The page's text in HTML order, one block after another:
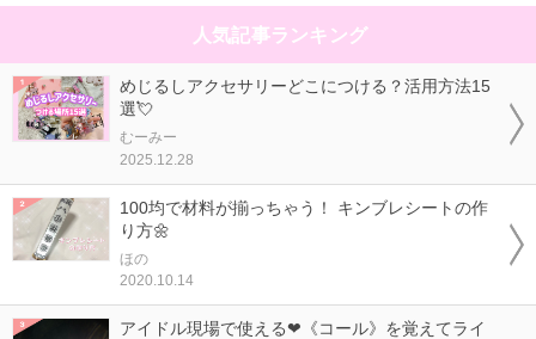
人気記事ランキング
めじるしアクセサリーどこにつける？活用方法15
選💘
むーみー
2025.12.28
100均で材料が揃っちゃう！ キンブレシートの作
り方🌼
ほの
2020.10.14
アイドル現場で使える❤《コール》を覚えてライ